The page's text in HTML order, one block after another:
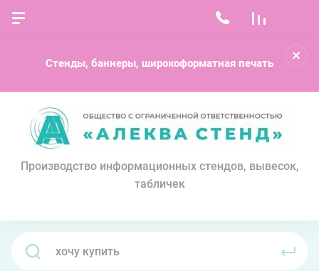
Стенды, баннеры, широкоформатная печать
Производство информационных стендов, вывесок,
табличек